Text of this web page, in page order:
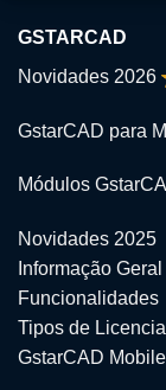
GSTARCAD
Novidades 2026
GstarCAD para
Módulos
Novidades 2025
Informação Geral
Funcionalidades
Tipos de
GstarCAD Mobile